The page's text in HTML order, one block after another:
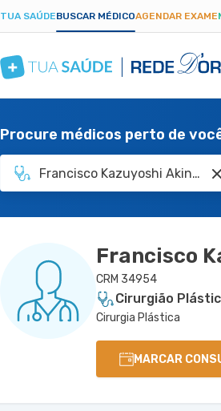
TUA SAÚDEBUSCAR MÉDICOAGENDAR EXAME
Procure médicos perto de
Francisco
CRM 34954
Cirurgião
Cirurgia Plástica
MARCAR